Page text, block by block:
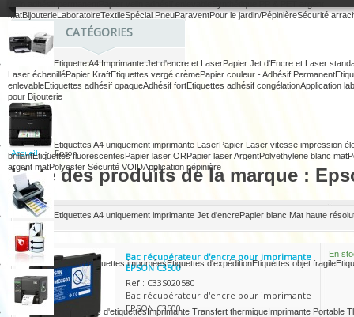
MatBijouterieLaboratoireTextileSpécial PneuParaventPour le jardin/PépinièreSécurité
Etiquette A4 Imprimante Jet d'encre et LaserPapier Jet d'Encre et Laser
Laser échenilléPapier KraftEtiquettes vergé crèmePapier couleur - Adhésif Permanent
enlevableEtiquettes adhésif opaqueAdhésif fortEtiquettes adhésif congélationApplication
pour Bijouterie
Etiquettes A4 uniquement imprimante LaserPapier Laser vitesse impression
brillantEtiquettes fluorescentesPapier laser ORPapier laser ArgentPolyethylene blanc mat
argent matPolyester Sécurité VOIDApplication pépinière
Etiquettes A4 uniquement imprimante Jet d'encrePapier blanc Mat haute
Rouleau étiquettes impriméesEtiquettes d'expéditionEtiquettes objet fragile
Imprimantes d'etiquettesImprimante Transfert thermiqueImprimante Portable
CATÉGORIES
Accueil > Epson
Liste des produits de la marque :
Bac récupérateur d'encre pour imprimante
EPSON C3500
Ref : C33S020580
Bac récupérateur d'encre pour imprimante
EPSON C3500
En